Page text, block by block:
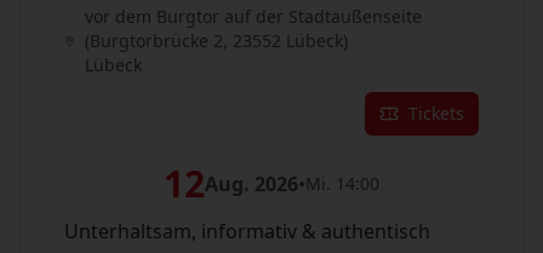
vor dem Burgtor auf der Stadtaußenseite
(Burgtorbrücke 2, 23552 Lübeck)
Lübeck
Tickets
12Aug. 2026•Mi. 14:00
Unterhaltsam, informativ & authentisch